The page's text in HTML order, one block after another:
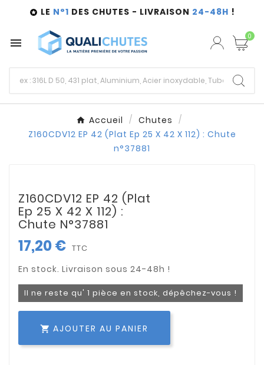
 LE N°1 DES CHUTES - LIVRAISON 24-48H !
 0
Accueil
Chutes
Z160CDV12 EP 42 (Plat Ep 25 X 42 X 112) : Chute
n°37881
Z160CDV12 EP 42 (Plat
Ep 25 X 42 X 112) :
Chute N°37881
17,20 € TTC
Il ne reste qu' 1 pièce en stock, dépêchez-vous !
 AJOUTER AU PANIER